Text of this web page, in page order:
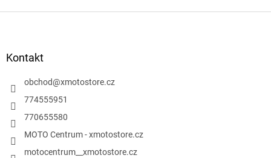
Kontakt
obchod@xmotostore.cz
774555951
770655580
MOTO Centrum - xmotostore.cz
motocentrum__xmotostore.cz